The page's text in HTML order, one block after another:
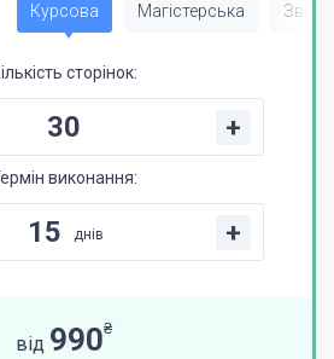
Курсова Магістерська Звіт
сторінок:
+
виконання:
днів +
від 990₴